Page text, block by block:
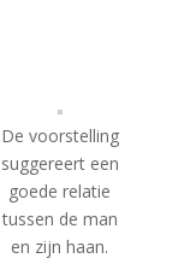
De voorstelling
suggereert een
goede relatie
tussen de man
en zijn haan.